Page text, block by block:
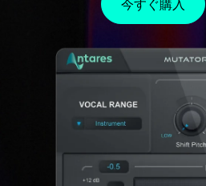
今すぐ購入